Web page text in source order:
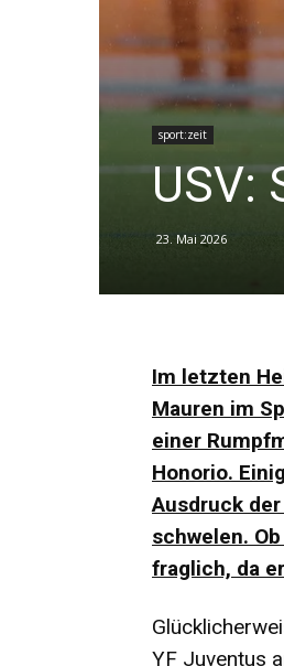
sport:zeit
USV:
23. Mai 2026
Im letzten
Mauren im
einer
Honorio.
Ausdruck
schwelen.
fraglich, da
YF Juventus